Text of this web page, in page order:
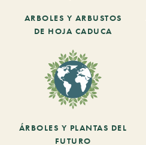
ARBOLES Y ARBUSTOS
DE HOJA CADUCA
ÁRBOLES Y PLANTAS DEL
FUTURO